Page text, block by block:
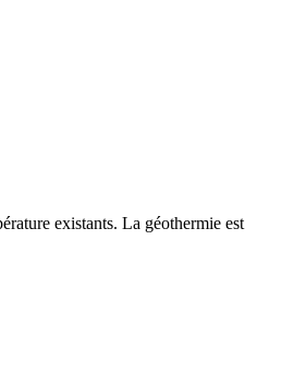
existants. La géothermie est